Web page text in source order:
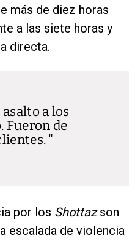
más de diez horas
a las siete horas y
directa.
a los
Fueron de
por los Shottazson
escalada de violencia